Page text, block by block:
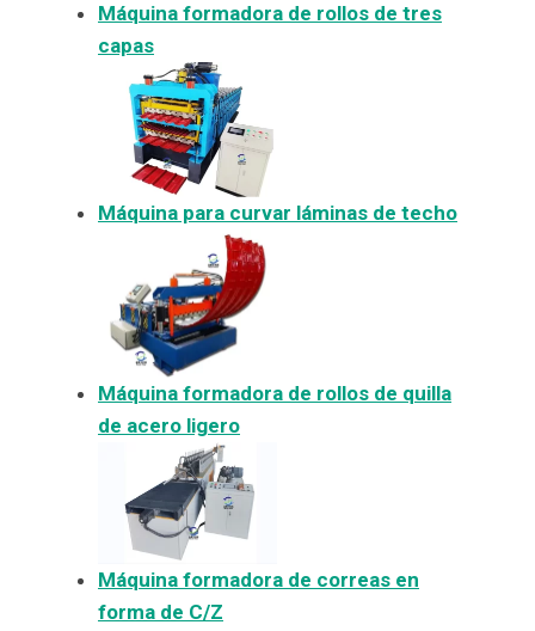
Máquina formadora de rollos de tres
capas
Máquina para curvar láminas de techo
Máquina formadora de rollos de quilla
de acero ligero
Máquina formadora de correas en
forma de C/Z